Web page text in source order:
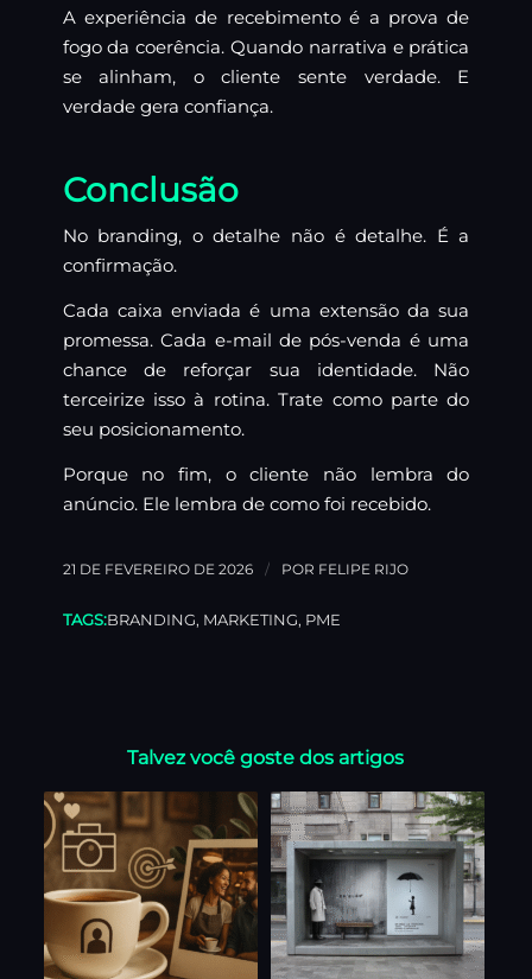
A experiência de recebimento é a prova de
fogo da coerência. Quando narrativa e prática
se alinham, o cliente sente verdade. E
verdade gera confiança.
Conclusão
No branding, o detalhe não é detalhe. É a
confirmação.
Cada caixa enviada é uma extensão da sua
promessa. Cada e-mail de pós-venda é uma
chance de reforçar sua identidade. Não
terceirize isso à rotina. Trate como parte do
seu posicionamento.
Porque no fim, o cliente não lembra do
anúncio. Ele lembra de como foi recebido.
21 DE FEVEREIRO DE 2026 / POR FELIPE RIJO
TAGS:BRANDING, MARKETING, PME
Talvez você goste dos artigos